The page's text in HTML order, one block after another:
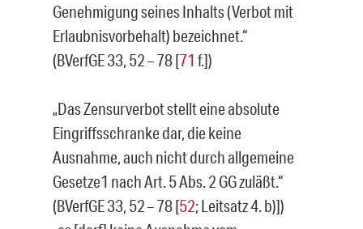
Genehmigung seines Inhalts (Verbot mit
Erlaubnisvorbehalt) bezeichnet.“
(BVerfGE 33, 52 – 78 [71 f.])
„Das Zensurverbot stellt eine absolute
Eingriffsschranke dar, die keine
Ausnahme, auch nicht durch allgemeine
Gesetze1 nach Art. 5 Abs. 2 GG zuläßt.“
(BVerfGE 33, 52 – 78 [52; Leitsatz 4. b)])